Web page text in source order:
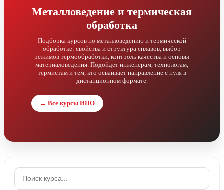
Металловедение и термическая
обработка
Подборка курсов по металловедению и термической
обработке: свойства и структура сплавов, выбор
режимов термообработки, контроль качества и основы
материаловедения. Подойдет инженерам, технологам,
термистам и тем, кто осваивает направление с нуля в
дистанционном формате.
← Все курсы ИПО